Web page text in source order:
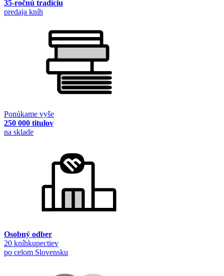
35-ročnú tradíciu
predaja kníh
Ponúkame vyše
250 000 titulov
na sklade
Osobný odber
20 kníhkupectiev
po celom Slovensku